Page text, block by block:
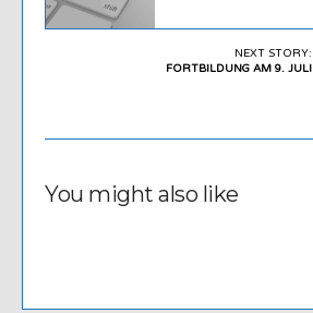
NEXT STORY:
FORTBILDUNG AM 9. JULI
You might also like